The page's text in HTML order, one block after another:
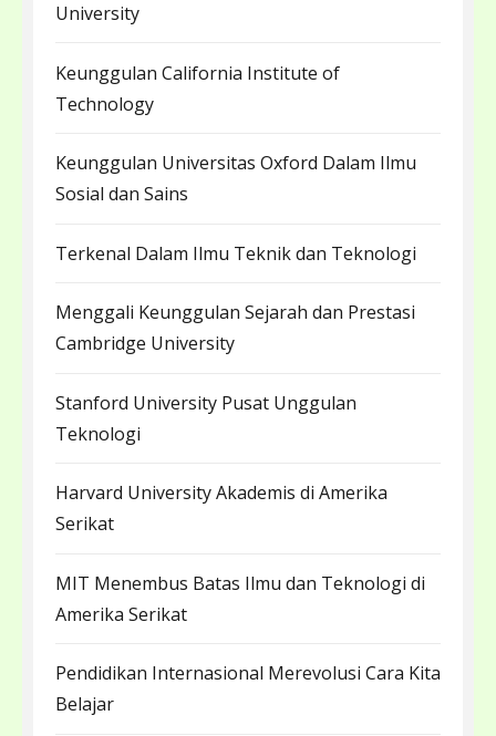
University
Keunggulan California Institute of
Technology
Keunggulan Universitas Oxford Dalam Ilmu
Sosial dan Sains
Terkenal Dalam Ilmu Teknik dan Teknologi
Menggali Keunggulan Sejarah dan Prestasi
Cambridge University
Stanford University Pusat Unggulan
Teknologi
Harvard University Akademis di Amerika
Serikat
MIT Menembus Batas Ilmu dan Teknologi di
Amerika Serikat
Pendidikan Internasional Merevolusi Cara Kita
Belajar